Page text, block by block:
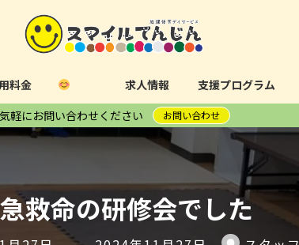
料金 求人情報 支援プログラム
軽にお問い合わせください
お問い合わせ
救命の研修会でした
最